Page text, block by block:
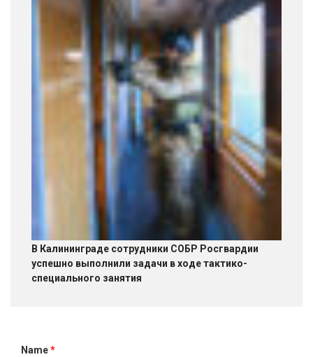
В Калининграде сотрудники СОБР Росгвардии
успешно выполнили задачи в ходе тактико-
специального занятия
Name*